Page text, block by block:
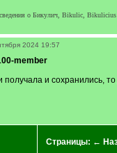
о Бикулич, Bikulic, Bikulicius
2024 19:57
member
получала и сохранились,
Страницы: ←